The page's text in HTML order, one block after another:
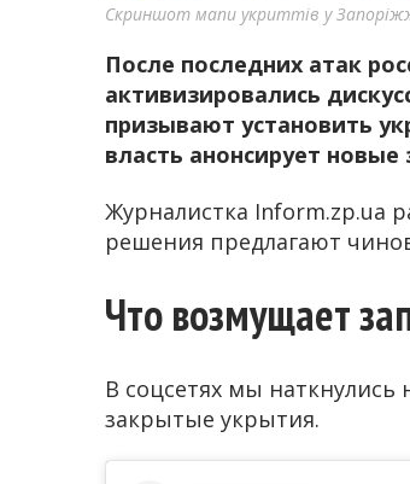
Скриншот мапи укриттів у
После последних атак
активизировались
призывают установить
власть анонсирует
Журналистка Inform.zp.ua
решения предлагают
Что возмущает
В соцсетях мы
закрытые укрытия.